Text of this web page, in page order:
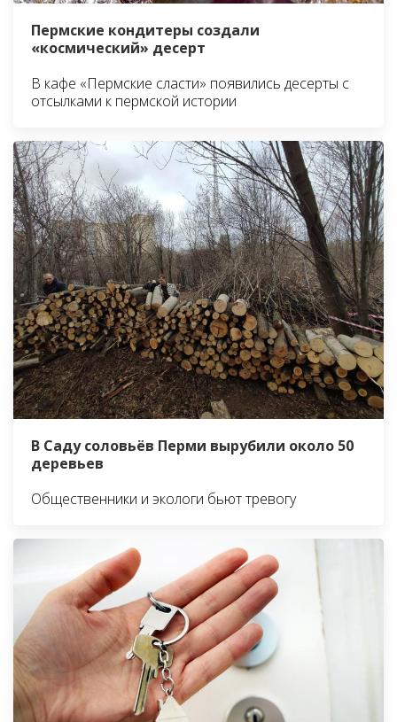
Пермские кондитеры создали
«космический» десерт
В кафе «Пермские сласти» появились десерты с
отсылками к пермской истории
В Саду соловьёв Перми вырубили около 50
деревьев
Общественники и экологи бьют тревогу